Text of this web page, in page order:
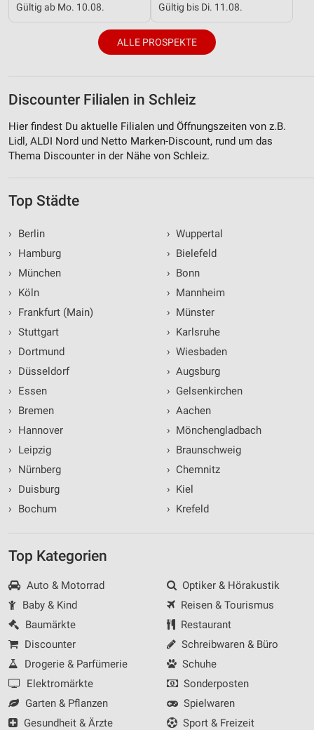
Gültig ab Mo. 10.08. Gültig bis Di. 11.08.
ALLE PROSPEKTE
Discounter Filialen in Schleiz
Hier findest Du aktuelle Filialen und Öffnungszeiten von z.B.
Lidl, ALDI Nord und Netto Marken-Discount, rund um das
Thema Discounter in der Nähe von Schleiz.
Top Städte
›
Berlin
›
Hamburg
›
München
›
Köln
›
Frankfurt (Main)
› Stuttgart
›
Dortmund
›
Düsseldorf
›
Essen
›
Bremen
›
Hannover
›
Leipzig
›
Nürnberg
›
Duisburg
›
Bochum
› Wuppertal
› Bielefeld
› Bonn
› Mannheim
› Münster
› Karlsruhe
› Wiesbaden
› Augsburg
› Gelsenkirchen
› Aachen
› Mönchengladbach
› Braunschweig
› Chemnitz
› Kiel
› Krefeld
Top Kategorien
Auto & Motorrad
Baby & Kind
Baumärkte
Discounter
Drogerie & Parfümerie
Elektromärkte
Garten & Pflanzen
Gesundheit & Ärzte
Optiker & Hörakustik
Reisen & Tourismus
Restaurant
Schreibwaren & Büro
Schuhe
Sonderposten
Spielwaren
Sport & Freizeit